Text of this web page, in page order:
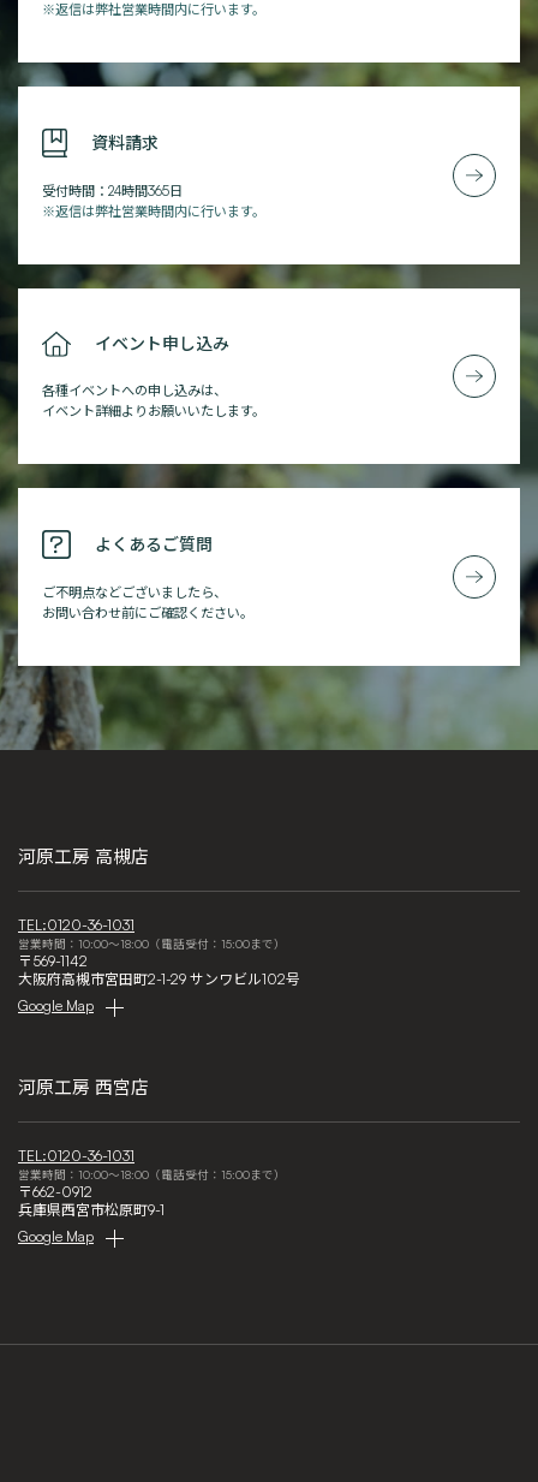
※返信は弊社営業時間内に行います。
資料請求
受付時間：24時間365日
※返信は弊社営業時間内に行います。
イベント申し込み
各種イベントへの申し込みは、
イベント詳細よりお願いいたします。
よくあるご質問
ご不明点などございましたら、
お問い合わせ前にご確認ください。
河原工房 高槻店
TEL:0120-36-1031
営業時間：10:00～18:00（電話受付：15:00まで）
〒569-1142
大阪府高槻市宮田町2-1-29 サンワビル102号
Google Map
河原工房 西宮店
TEL:0120-36-1031
営業時間：10:00～18:00（電話受付：15:00まで）
〒662-0912
兵庫県西宮市松原町9-1
Google Map